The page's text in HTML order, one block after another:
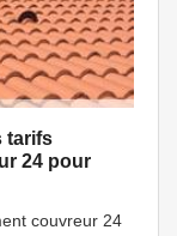
tarifs
24 pour
couvreur 24